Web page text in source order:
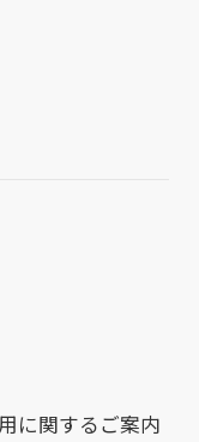
に関するご案内